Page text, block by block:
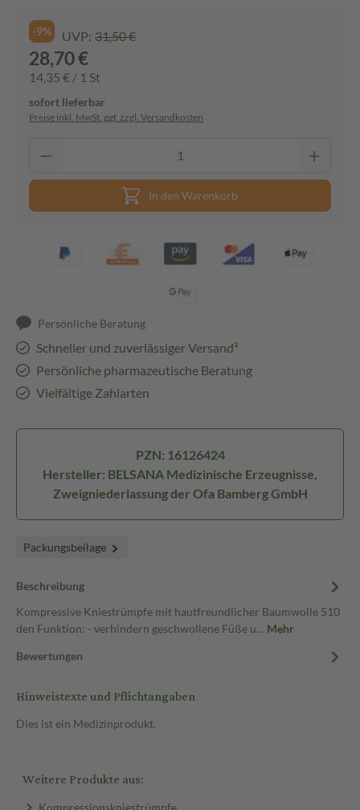
-9% UVP: 31,50 €
28,70 €
14,35 € / 1 St
sofort lieferbar
Preise inkl. MwSt. ggf. zzgl. Versandkosten
In den Warenkorb
Persönliche Beratung
Schneller und zuverlässiger Versand³
Persönliche pharmazeutische Beratung
Vielfältige Zahlarten
PZN: 16126424
Hersteller: BELSANA Medizinische Erzeugnisse,
Zweigniederlassung der Ofa Bamberg GmbH
Packungsbeilage
Beschreibung
Kom­pres­si­ve Knie­strümp­fe mit haut­freund­li­cher Baum­wol­le 510
den Funk­ti­on: - ver­hin­dern ge­schwol­le­ne Fü­ße u… Mehr
Bewertungen
Hinweistexte und Pflichtangaben
Dies ist ein Medizinprodukt.
Weitere Produkte aus:
Kompressionskniestrümpfe